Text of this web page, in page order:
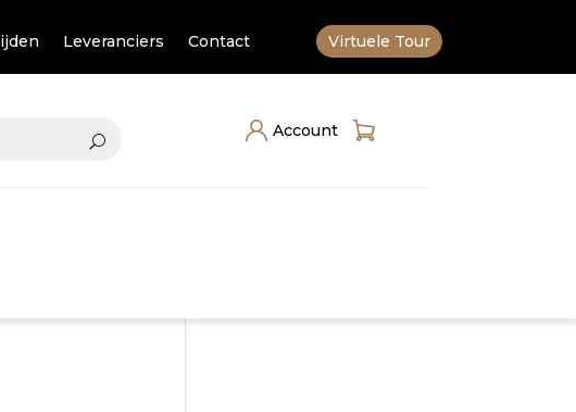
Leveranciers Contact Virtuele Tour
Account